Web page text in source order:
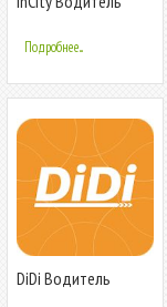
Подробнее...
DiDi Водитель